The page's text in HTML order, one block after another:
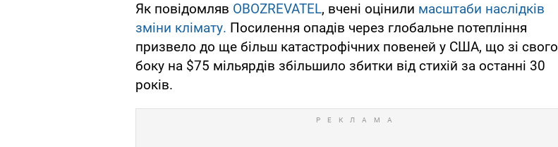
Як повідомляв OBOZREVATEL, вчені оцінили масштаби наслідків
зміни клімату. Посилення опадів через глобальне потепління
призвело до ще більш катастрофічних повеней у США, що зі свого
боку на $75 мільярдів збільшило збитки від стихій за останні 30
років.